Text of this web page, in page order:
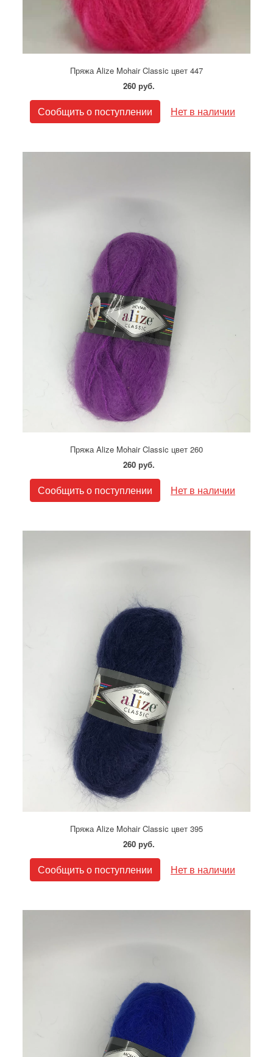
Пряжа Alize Mohair Classic цвет 447
260 руб.
Сообщить о поступлении Нет в наличии
Пряжа Alize Mohair Classic цвет 260
260 руб.
Сообщить о поступлении Нет в наличии
Пряжа Alize Mohair Classic цвет 395
260 руб.
Сообщить о поступлении Нет в наличии